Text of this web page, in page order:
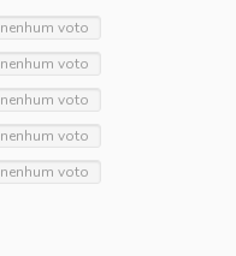
nenhum voto
nenhum voto
nenhum voto
nenhum voto
nenhum voto